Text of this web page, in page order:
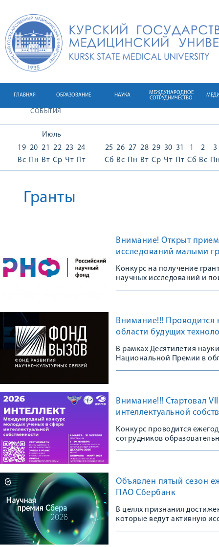
ГЛАВНАЯ ОБРАЗОВАНИЕ НАУКА
МЕЖДУНАРОДНОЕ
СОТРУДНИЧЕСТВО
СОБЫТИЯ
Июль
19
Вс
20
Пн
21
Вт
22
Ср
23
Чт
24
Пт
25
Сб
26
Вс
27
Пн
28
Вт
29
Ср
30
Чт
31
Пт
1
Сб
2
Вс
3
Гранты
Внимание! Открыт
исследований малыми
Конкурс на получение
научных исследований и
Внимание!!! Проводится
области будущих
В рамках Десятилетия
Национальной Премии в
Внимание!!! Стартовал
интеллектуальной
Конкурс проводится
сотрудников
Объявлен пятый сезон
ПАО Сбербанк
В целях признания
которые ведут активную